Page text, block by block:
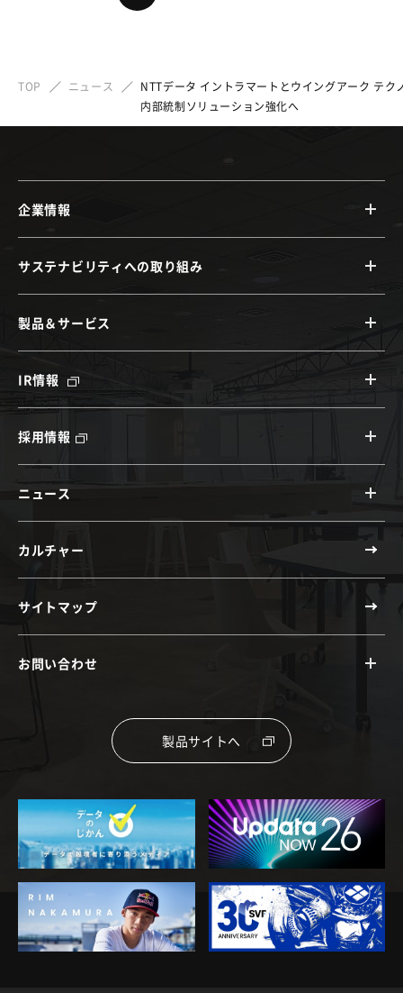
TOP ニュース
NTTデータ イントラマートとウイングアーク テ
内部統制ソリューション強化へ
企業情報
サステナビリティへの取り組み
製品＆サービス
IR情報
採用情報
ニュース
カルチャー
サイトマップ
お問い合わせ
製品サイトへ